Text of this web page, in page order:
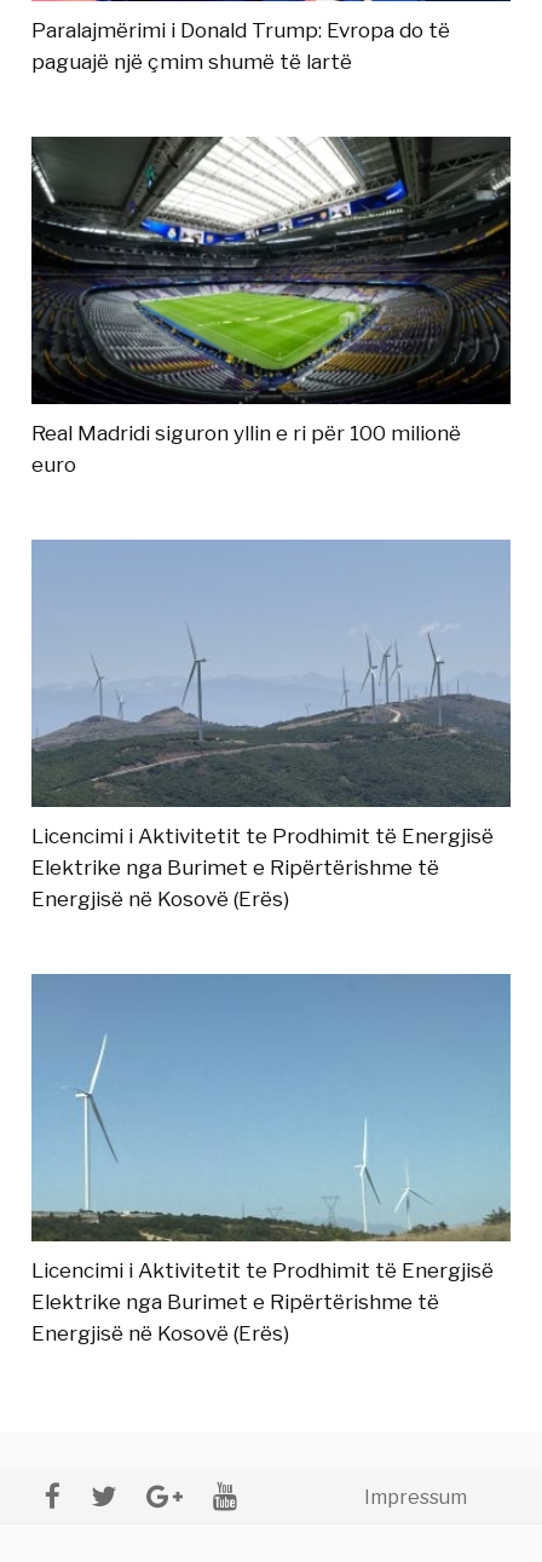
Paralajmërimi i Donald Trump: Evropa do të
paguajë një çmim shumë të lartë
Real Madridi siguron yllin e ri për 100 milionë
euro
Licencimi i Aktivitetit te Prodhimit të Energjisë
Elektrike nga Burimet e Ripërtërishme të
Energjisë në Kosovë (Erës)
Licencimi i Aktivitetit te Prodhimit të Energjisë
Elektrike nga Burimet e Ripërtërishme të
Energjisë në Kosovë (Erës)
Impressum